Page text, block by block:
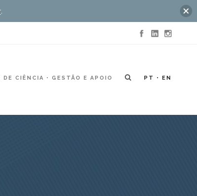
DE CIÊNCIA GESTÃO E APOIO PT EN
.